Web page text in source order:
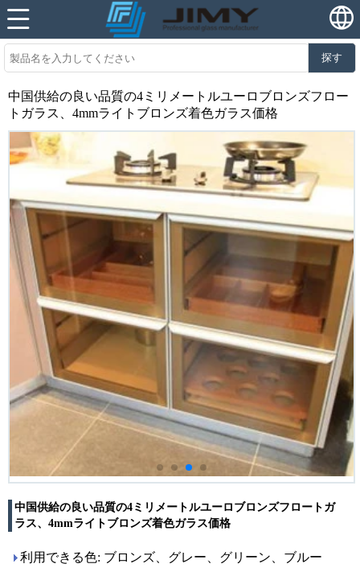
探す
中国供給の良い品質の4ミリメートルユーロブロンズフロー
トガラス、4mmライトブロンズ着色ガラス価格
中国供給の良い品質の4ミリメートルユーロブロンズフロートガ
ラス、4mmライトブロンズ着色ガラス価格
利用できる色: ブロンズ、グレー、グリーン、ブルー